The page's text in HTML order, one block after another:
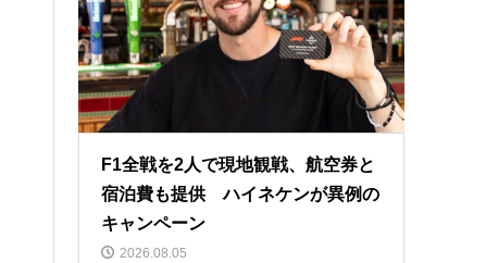
F1全戦を2人で現地観戦、航空券と
宿泊費も提供 ハイネケンが異例の
キャンペーン
2026.08.05